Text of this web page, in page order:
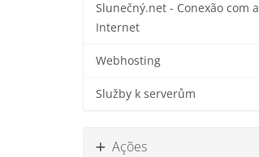
Slunečný.net - Conexão com a
Internet
Webhosting
Služby k serverům
Ações